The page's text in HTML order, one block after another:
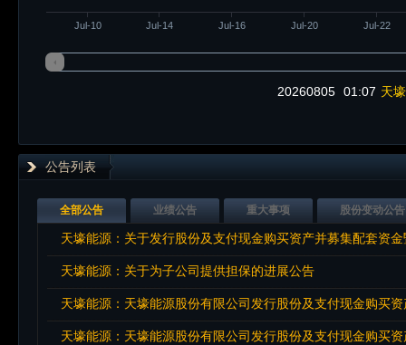
Jul-10 Jul-14 Jul-16 Jul-20 Jul-22
20260805 01:07 天
公告列表
全部公告 业绩公告 重大事项 股份变动公告
天壕能源：关于发行股份及支付现金购买资产并募集配套资
天壕能源：关于为子公司提供担保的进展公告
天壕能源：天壕能源股份有限公司发行股份及支付现金购买
天壕能源：天壕能源股份有限公司发行股份及支付现金购买